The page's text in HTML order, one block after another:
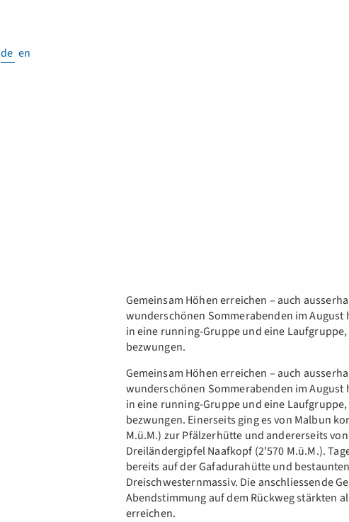
de en
Gemeinsam Höhen erreichen – auch
wunderschönen Sommerabenden im August
in eine running-Gruppe und eine
bezwungen.
Gemeinsam Höhen erreichen – auch
wunderschönen Sommerabenden im August
in eine running-Gruppe und eine
bezwungen. Einerseits ging es von Malbun
M.ü.M.) zur Pfälzerhütte und andererseits
Dreiländergipfel Naafkopf (2'570 M.ü.M.).
bereits auf der Gafadurahütte und
Dreischwesternmassiv. Die anschliessende
Abendstimmung auf dem Rückweg stärkten
erreichen.